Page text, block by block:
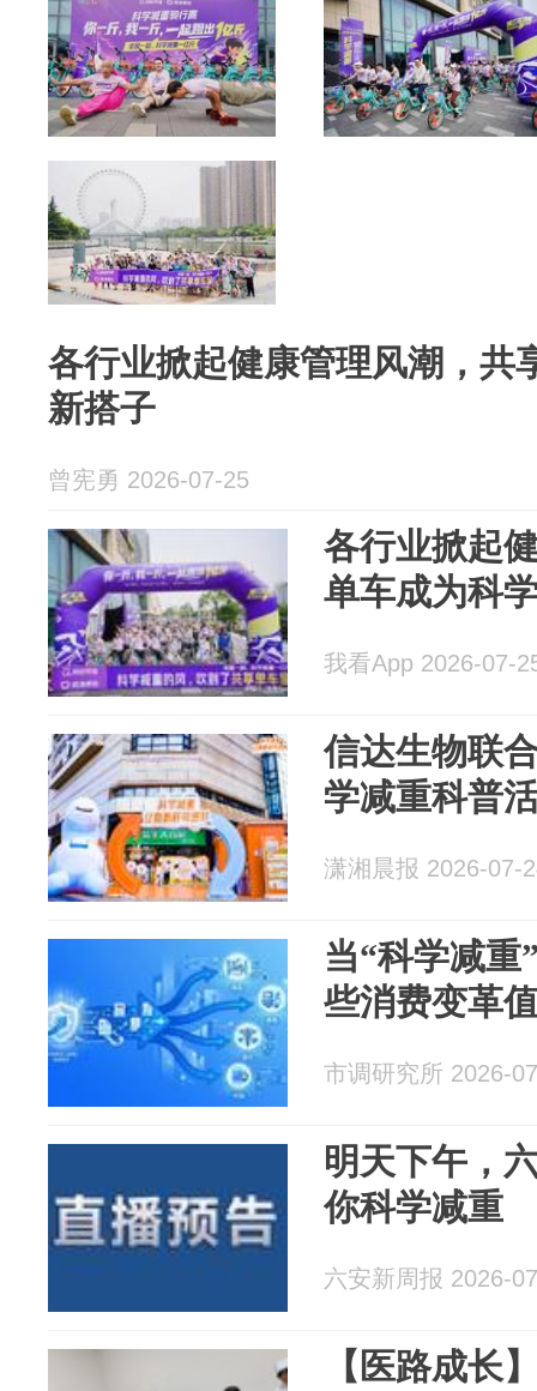
各行业掀起健康管理风潮，共
新搭子
曾宪勇 2026-07-25
各行业掀起
单车成为科
我看App 2026-07-
信达生物联
学减重科普
潇湘晨报 2026-07-
当“科学减重
些消费变革
市调研究所 2026-
明天下午，
你科学减重
六安新周报 2026-
【医路成长